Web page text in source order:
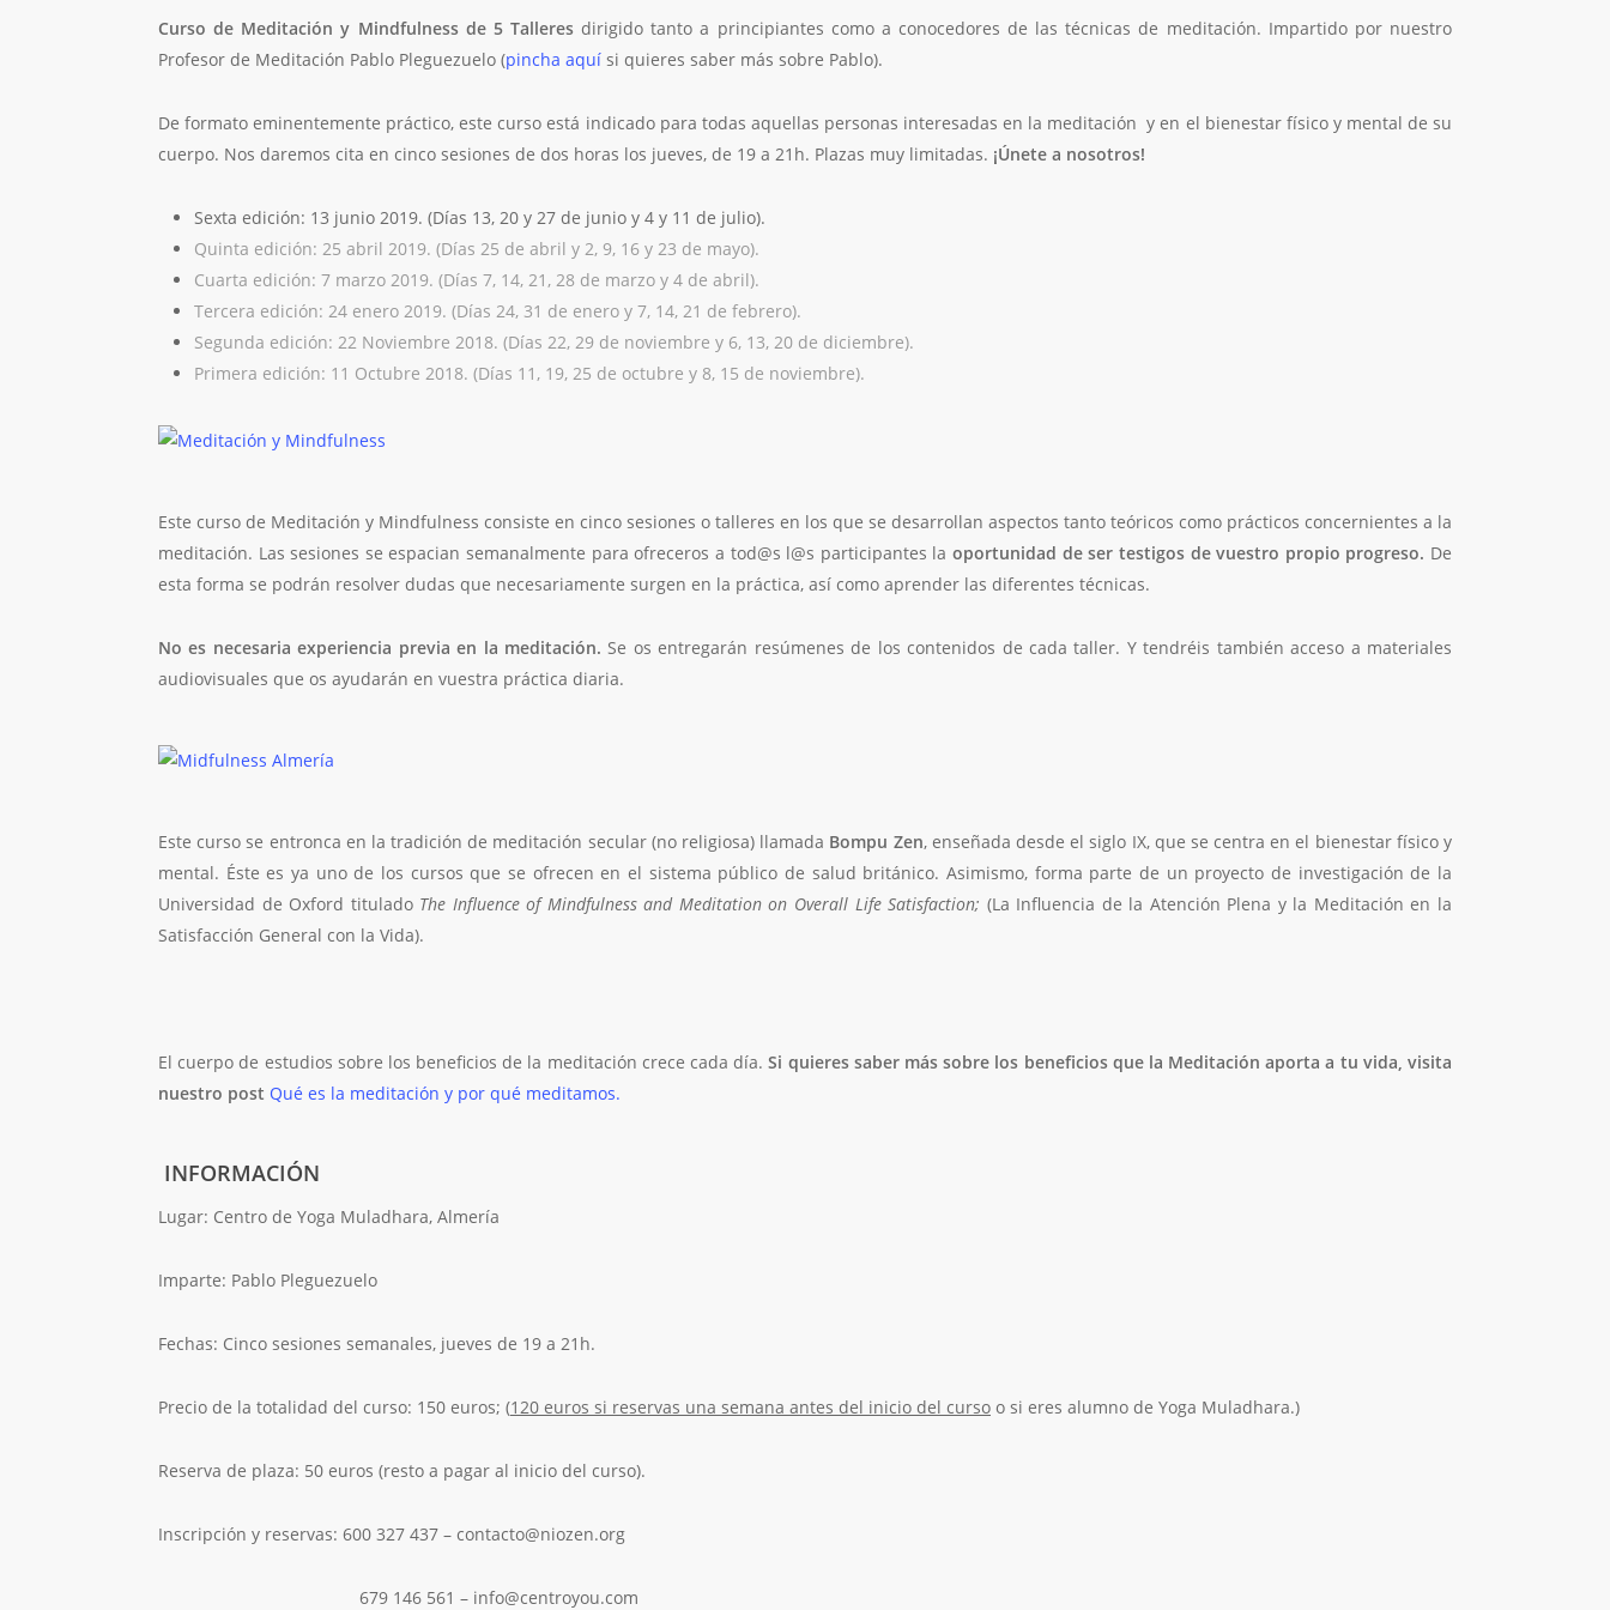
Curso de Meditación y Mindfulness de 5 Talleresdirigido tanto a principiantes como a conocedores de las técnicas de meditación. Impartido por nuestro
Profesor de Meditación Pablo Pleguezuelo (pincha aquí si quieres saber más sobre Pablo).
De formato eminentemente práctico, este curso está indicado para todas aquellas personas interesadas en la meditación y en el bienestar físico y mental de su
cuerpo. Nos daremos cita en cinco sesiones de dos horas los jueves, de 19 a 21h. Plazas muy limitadas. ¡Únete a nosotros!
Sexta edición: 13 junio 2019. (Días 13, 20 y 27 de junio y 4 y 11 de julio).
Quinta edición: 25 abril 2019. (Días 25 de abril y 2, 9, 16 y 23 de mayo).
Cuarta edición: 7 marzo 2019. (Días 7, 14, 21, 28 de marzo y 4 de abril).
Tercera edición: 24 enero 2019. (Días 24, 31 de enero y 7, 14, 21 de febrero).
Segunda edición: 22 Noviembre 2018. (Días 22, 29 de noviembre y 6, 13, 20 de diciembre).
Primera edición: 11 Octubre 2018. (Días 11, 19, 25 de octubre y 8, 15 de noviembre).
Este curso de Meditación y Mindfulness consiste en cinco sesiones o talleres en los que se desarrollan aspectos tanto teóricos como prácticos concernientes a la
meditación. Las sesiones se espacian semanalmente para ofreceros a tod@s l@s participantes laoportunidad de ser testigos de vuestro propio progreso. De
esta forma se podrán resolver dudas que necesariamente surgen en la práctica, así como aprender las diferentes técnicas.
No es necesaria experiencia previa en la meditación. Se os entregarán resúmenes de los contenidos de cada taller. Y tendréis también acceso a materiales
audiovisuales que os ayudarán en vuestra práctica diaria.
Este curso se entronca en la tradición de meditación secular (no religiosa) llamada Bompu Zen, enseñada desde el siglo IX, que se centra en el bienestar físico y
mental. Éste es ya uno de los cursos que se ofrecen en el sistema público de salud británico. Asimismo, forma parte de un proyecto de investigación de la
Universidad de Oxford titulado The Influence of Mindfulness and Meditation on Overall Life Satisfaction; (La Influencia de la Atención Plena y la Meditación en la
Satisfacción General con la Vida).
El cuerpo de estudios sobre los beneficios de la meditación crece cada día.Si quieres saber más sobre los beneficios que la Meditación aporta a tu vida, visita
nuestro post Qué es la meditación y por qué meditamos.
INFORMACIÓN
Lugar: Centro de Yoga Muladhara, Almería
Imparte: Pablo Pleguezuelo
Fechas: Cinco sesiones semanales, jueves de 19 a 21h.
Precio de la totalidad del curso: 150 euros; (120 euros si reservas una semana antes del inicio del curso o si eres alumno de Yoga Muladhara.)
Reserva de plaza: 50 euros (resto a pagar al inicio del curso).
Inscripción y reservas: 600 327 437 – contacto@niozen.org
679 146 561 – info@centroyou.com